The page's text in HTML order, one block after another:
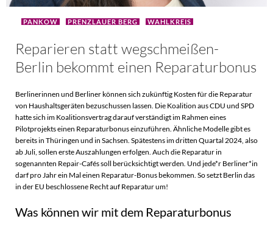
PANKOW PRENZLAUER BERG WAHLKREIS
Reparieren statt wegschmeißen-
Berlin bekommt einen Reparaturbonus
Berlinerinnen und Berliner können sich zukünftig Kosten für die Reparatur
von Haushaltsgeräten bezuschussen lassen. Die Koalition aus CDU und SPD
hatte sich im Koalitionsvertrag darauf verständigt im Rahmen eines
Pilotprojekts einen Reparaturbonus einzuführen. Ähnliche Modelle gibt es
bereits in Thüringen und in Sachsen. Spätestens im dritten Quartal 2024, also
ab Juli, sollen erste Auszahlungen erfolgen. Auch die Reparatur in
sogenannten Repair-Cafés soll berücksichtigt werden. Und jede*r Berliner*in
darf pro Jahr ein Mal einen Reparatur-Bonus bekommen. So setzt Berlin das
in der EU beschlossene Recht auf Reparatur um!
Was können wir mit dem Reparaturbonus